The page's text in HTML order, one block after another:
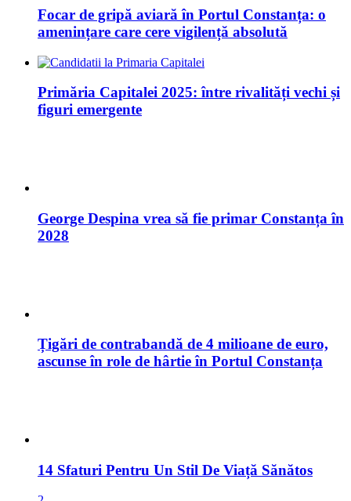
Focar de gripă aviară în Portul Constanța: o
amenințare care cere vigilență absolută
Primăria Capitalei 2025: între rivalități vechi și
figuri emergente
George Despina vrea să fie primar Constanța în
2028
Țigări de contrabandă de 4 milioane de euro,
ascunse în role de hârtie în Portul Constanța
14 Sfaturi Pentru Un Stil De Viață Sănătos